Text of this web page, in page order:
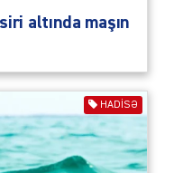
altında maşın
HADISƏ